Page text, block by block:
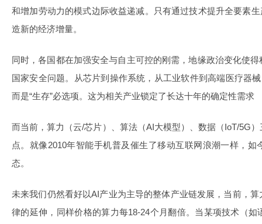
和增加劳动力的模式边际收益递减。只有通过技术提升全要素
造新的经济增量。
同时，各国都在加强安全与自主可控的刚需，地缘政治变化使
国家安全问题。从芯片到操作系统，从工业软件到高端医疗器
而是“生存”必选项。这为相关产业锁定了长达十年的确定性需求
而当前，算力（云/芯片）、算法（AI大模型）、数据（IoT/5G
点。就像2010年智能手机普及催生了移动互联网浪潮一样，
态。
未来我们仍然看好以AI产业为主导的整体产业链发展，当前，
律的延伸，同样价格的算力每18-24个月翻倍。当某项技术（